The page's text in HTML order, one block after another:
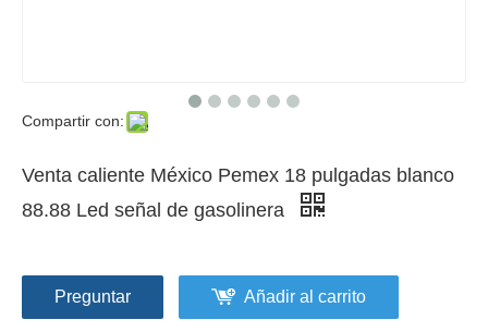
Compartir con:
Venta caliente México Pemex 18 pulgadas blanco
88.88 Led señal de gasolinera
Preguntar Añadir al carrito